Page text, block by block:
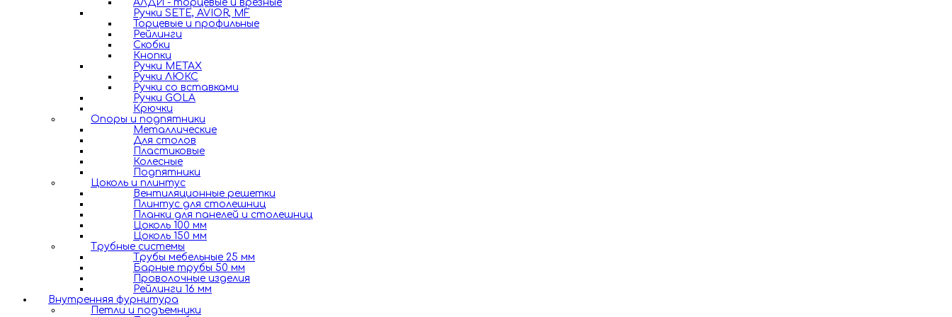
АЛДИ - торцевые и врезные
Ручки SETE, AVIOR, MF
Торцевые и профильные
Рейлинги
Скобки
Кнопки
Ручки METAX
Ручки ЛЮКС
Ручки со вставками
Ручки GOLA
Крючки
Опоры и подпятники
Металлические
Для столов
Пластиковые
Колесные
Подпятники
Цоколь и плинтус
Вентиляционные решетки
Плинтус для столешниц
Планки для панелей и столешниц
Цоколь 100 мм
Цоколь 150 мм
Трубные системы
Трубы мебельные 25 мм
Барные трубы 50 мм
Проволочные изделия
Рейлинги 16 мм
Внутренняя фурнитура
Петли и подъемники